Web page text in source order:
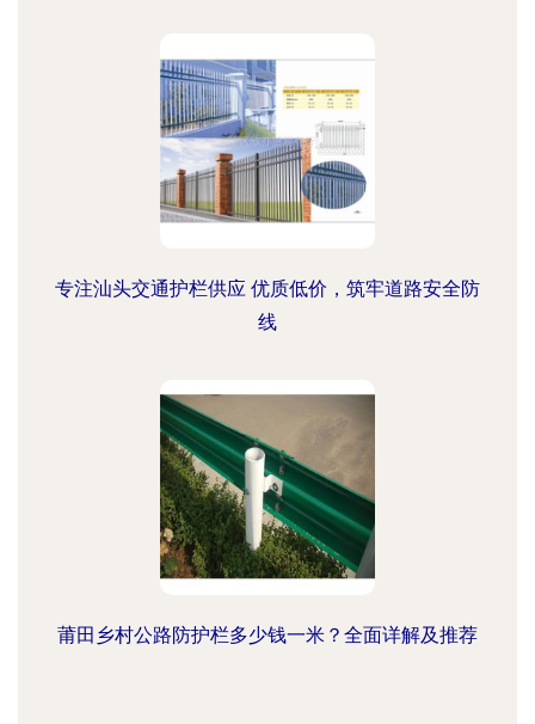
专注汕头交通护栏供应 优质低价，筑牢道路安全防
线
莆田乡村公路防护栏多少钱一米？全面详解及推荐